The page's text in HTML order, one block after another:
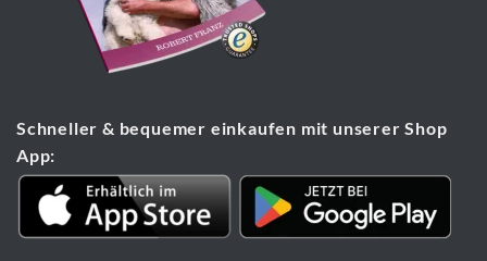
Schneller & bequemer einkaufen mit unserer Shop
App: